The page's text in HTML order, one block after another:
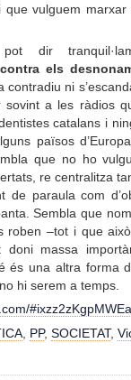
que vulguem
dir
els
contradiu ni
a les ràdios
catalans i
països
que no ho
re centralitza
de paraula com
Sembla que
roben –tot i que
massa
és una altra forma
hi serem a temps.
#ixzz2zKgpMWEa
PP, SOCIETAT,